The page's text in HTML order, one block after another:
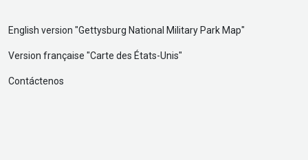
English version "Gettysburg National Military Park Map"
Version française "Carte des États-Unis"
Contáctenos